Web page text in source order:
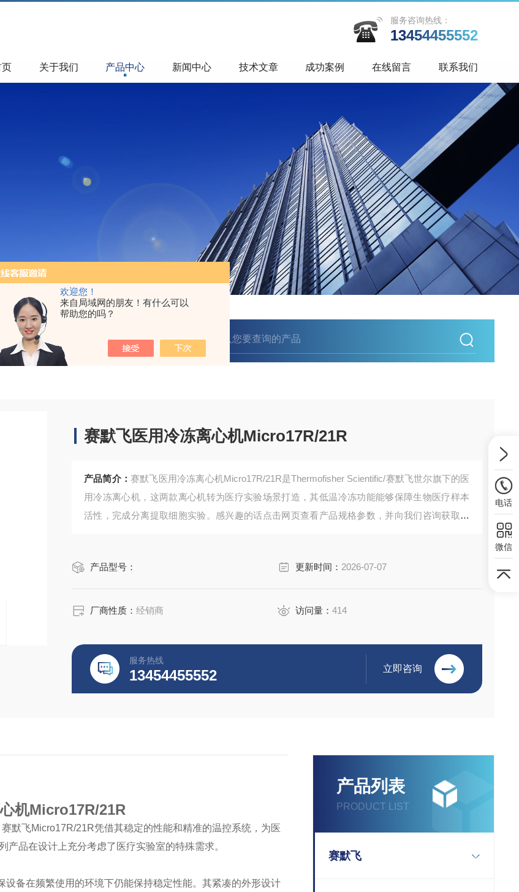
欢迎您！
来自局域网的朋友！有什么可以
帮助您的吗？
服务咨询热线：
13454455552
页 关于我们 产品中心 新闻中心 技术文章 成功案例 在线留言 联系我们
默飞医用冷冻离心机Micro17R/21R
赛默飞医用冷冻离心机Micro17R/21R
产品简介： 赛默飞医用冷冻离心机Micro17R/21R是Thermofisher Scientific/赛默飞世尔旗下的医
用冷冻离心机，这两款离心机转为医疗实验场景打造，其低温冷冻功能能够保障生物医疗样本
活性，完成分离提取细胞实验。感兴趣的话点击网页查看产品规格参数，并向我们咨询获取最
产品型号： 更新时间： 2026-07-07
厂商性质：经销商 访问量：414
服务热线
13454455552 立即咨询
产品列表
PRODUCT LIST
赛默飞
机Micro17R/21R
默飞Micro17R/21R凭借其稳定的性能和精准的温控系统，为医
品在设计上充分考虑了医疗实验室的特殊需求。
备在频繁使用的环境下仍能保持稳定性能。其紧凑的外形设计
电话
微信